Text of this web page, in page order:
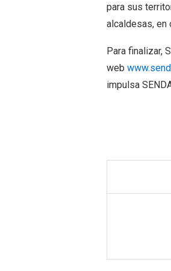
para sus
alcaldesas, en
Para finalizar,
web
impulsa